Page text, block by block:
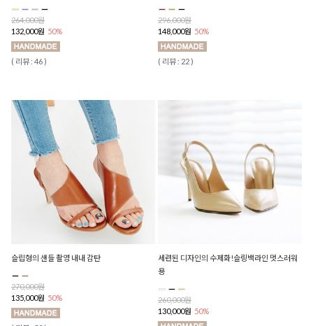
264,000원
132,000원 50%
( 리뷰 : 46 )
296,000원
148,000원 50%
( 리뷰 : 22 )
슬립형의 샌들 촬영 내내 감탄
270,000원
135,000원 50%
세련된 디자인의 수제화!슬링백라인 멋스러워
용
260,000원
130,000원 50%